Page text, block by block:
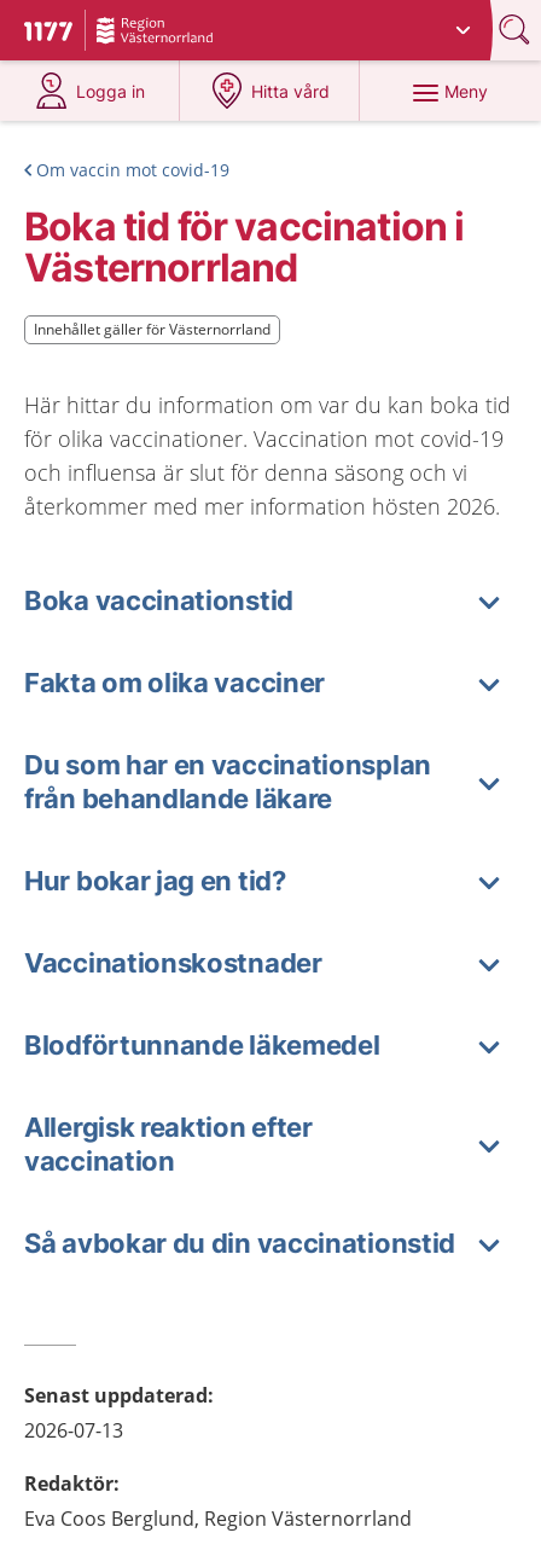
Till startsidan för 1177
Du har valt region
Logga in
på 1177.se
Hitta vård
på 1177.se
Meny
Om vaccin mot covid-19
Boka tid för vaccination i
Västernorrland
Innehållet gäller för Västernorrland
Innehållet gäller för Västernorrland
Här hittar du information om var du kan boka tid
för olika vaccinationer. Vaccination mot covid-19
och influensa är slut för denna säsong och vi
återkommer med mer information hösten 2026.
Boka vaccinationstid
Fakta om olika vacciner
Du som har en vaccinationsplan
från behandlande läkare
Hur bokar jag en tid?
Vaccinationskostnader
Blodförtunnande läkemedel
Allergisk reaktion efter
vaccination
Så avbokar du din vaccinationstid
Senast uppdaterad:
2026-07-13
Redaktör:
Eva Coos Berglund, Region Västernorrland